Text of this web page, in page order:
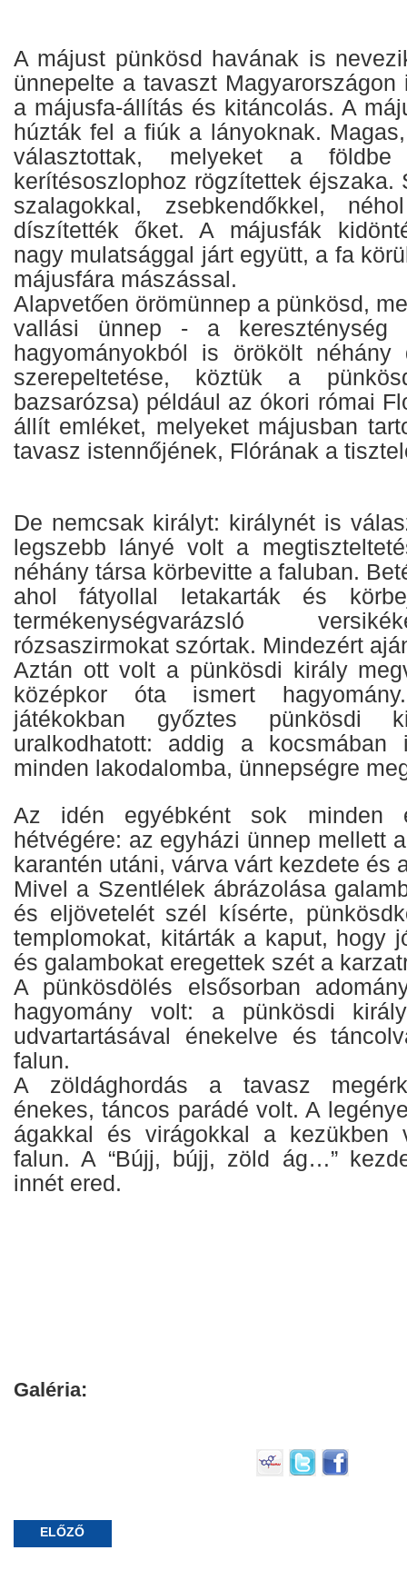
A májust pünkösd havának is
ünnepelte a tavaszt
a májusfa-állítás és kitáncolás. A
húzták fel a fiúk a lányoknak.
választottak, melyeket a
kerítésoszlophoz rögzítettek éjszaka.
szalagokkal, zsebkendőkkel,
díszítették őket. A májusfák
nagy mulatsággal járt együtt, a fa
májusfára mászással.
Alapvetően örömünnep a pünkösd,
vallási ünnep - a kereszténység
hagyományokból is örökölt
szerepeltetése, köztük a
bazsarózsa) például az ókori római
állít emléket, melyeket májusban
tavasz istennőjének, Flórának a
De nemcsak királyt: királynét is
legszebb lányé volt a
néhány társa körbevitte a faluban.
ahol fátyollal letakarták és
termékenységvarázsló
rózsaszirmokat szórtak. Mindezért
Aztán ott volt a pünkösdi király
középkor óta ismert
játékokban győztes pünkösdi
uralkodhatott: addig a kocsmában
minden lakodalomba, ünnepségre
Az idén egyébként sok minden
hétvégére: az egyházi ünnep mellett
karantén utáni, várva várt kezdete és
Mivel a Szentlélek ábrázolása
és eljövetelét szél kísérte,
templomokat, kitárták a kaput, hogy
és galambokat eregettek szét a
A pünkösdölés elsősorban
hagyomány volt: a pünkösdi
udvartartásával énekelve és
falun.
A zöldághordás a tavasz
énekes, táncos parádé volt. A
ágakkal és virágokkal a kezükben
falun. A “Bújj, bújj, zöld ág…”
innét ered.
Galéria:
ELŐZŐ